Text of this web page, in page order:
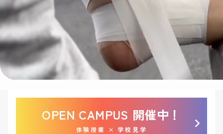
OPEN CAMPUS 開催中！
体験授業 × 学校見学